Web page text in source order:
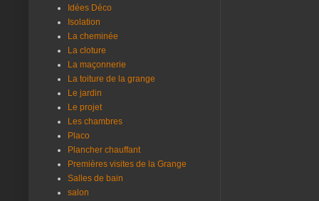
Idées Déco
Isolation
La cheminée
La cloture
La maçonnerie
La toiture de la grange
Le jardin
Le projet
Les chambres
Placo
Plancher chauffant
Premières visites de la Grange
Salles de bain
salon